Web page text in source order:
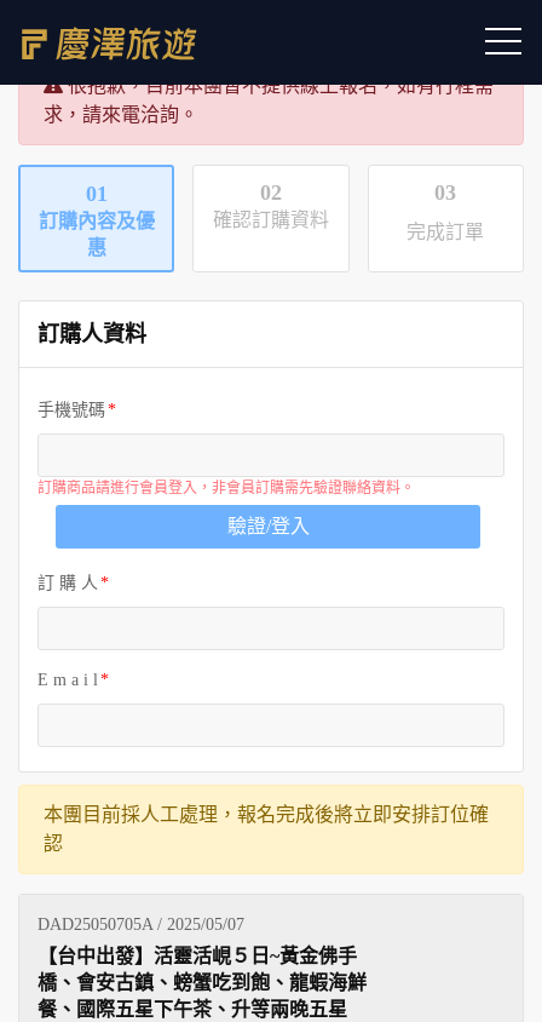
很抱歉，目前本團暫不提供線上報名，如有行程需
求，請來電洽詢。
01
訂購內容及優
惠
02
確認訂購資料
03
完成訂單
訂購人資料
手機號碼
訂購商品請進行會員登入，非會員訂購需先驗證聯絡資料。
驗證/登入
訂 購 人
E m a i l
本團目前採人工處理，報名完成後將立即安排訂位確
認
DAD25050705A / 2025/05/07
【台中出發】活靈活峴５日~黃金佛手
橋、會安古鎮、螃蟹吃到飽、龍蝦海鮮
餐、國際五星下午茶、升等兩晚五星